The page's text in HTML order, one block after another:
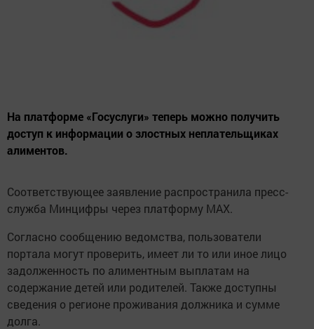
На платформе «Госуслуги» теперь можно получить
доступ к информации о злостных неплательщиках
алиментов.
Соответствующее заявление распространила пресс-
служба Минцифры через платформу MAX.
Согласно сообщению ведомства, пользователи
портала могут проверить, имеет ли то или иное лицо
задолженность по алиментным выплатам на
содержание детей или родителей. Также доступны
сведения о регионе проживания должника и сумме
долга.